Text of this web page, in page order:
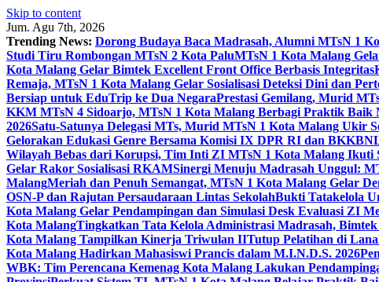
Skip to content
Jum. Agu 7th, 2026
Trending News: Dorong Budaya Baca Madrasah, Alumni MTsN 1
Studi Tiru Rombongan MTsN 2 Kota PaluMTsN 1 Kota Malang
Kota Malang Gelar Bimtek Excellent Front Office Berbasis Integritas
Remaja, MTsN 1 Kota Malang Gelar Sosialisasi Deteksi Dini dan
Bersiap untuk EduTrip ke Dua NegaraPrestasi Gemilang, Murid
KKM MTsN 4 Sidoarjo, MTsN 1 Kota Malang Berbagi Praktik Baik
2026Satu-Satunya Delegasi MTs, Murid MTsN 1 Kota Malang Ukir
Gelorakan Edukasi Genre Bersama Komisi IX DPR RI dan BKKBN
Wilayah Bebas dari Korupsi, Tim Inti ZI MTsN 1 Kota Malang Ikuti
Gelar Rakor Sosialisasi RKAMSinergi Menuju Madrasah Unggul:
MalangMeriah dan Penuh Semangat, MTsN 1 Kota Malang Gelar
OSN-P dan Rajutan Persaudaraan Lintas SekolahBukti Tatakelola
Kota Malang Gelar Pendampingan dan Simulasi Desk Evaluasi ZI
Kota MalangTingkatkan Tata Kelola Administrasi Madrasah,
Kota Malang Tampilkan Kinerja Triwulan IITutup Pelatihan di
Kota Malang Hadirkan Mahasiswi Prancis dalam M.I.N.D.S. 2026
WBK: Tim Perencana Kemenag Kota Malang Lakukan